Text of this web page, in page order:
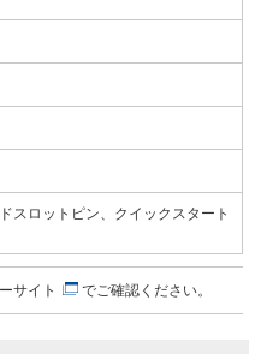
スロットピン、クイックスタート
サイト でご確認ください。